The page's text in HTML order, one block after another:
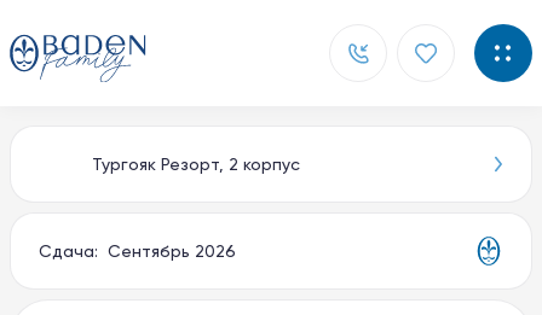
Главная
Тургояк Резорт, 2 корпус
Сдача: Сентябрь 2026